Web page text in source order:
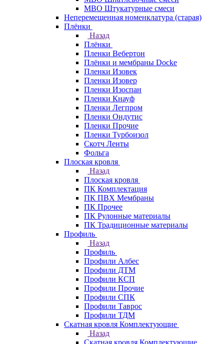
МВО Штукатурные смеси
Неперемещенная номенклатура (старая)
Плёнки
Назад
Плёнки
Пленки Вебертон
Плёнки и мембраны Docke
Пленки Изовек
Пленки Изовер
Пленки Изоспан
Пленки Кнауф
Пленки Легпром
Пленки Ондутис
Пленки Прочие
Пленки Турбоизол
Скотч Ленты
Фольга
Плоская кровля
Назад
Плоская кровля
ПК Комплектация
ПК ПВХ Мембраны
ПК Прочее
ПК Рулонные материалы
ПК Традиционные материалы
Профиль
Назад
Профиль
Профили Албес
Профили ДТМ
Профили КСП
Профили Прочие
Профили СПК
Профили Таврос
Профили ТДМ
Скатная кровля Комплектующие
Назад
Скатная кровля Комплектующие